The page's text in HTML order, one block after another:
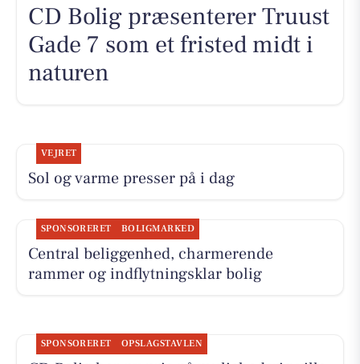
CD Bolig præsenterer Truust
Gade 7 som et fristed midt i
naturen
VEJRET
Sol og varme presser på i dag
SPONSORERET BOLIGMARKED
Central beliggenhed, charmerende
rammer og indflytningsklar bolig
SPONSORERET OPSLAGSTAVLEN